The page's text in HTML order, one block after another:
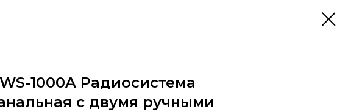
1000A Радиосистема
с двумя ручными